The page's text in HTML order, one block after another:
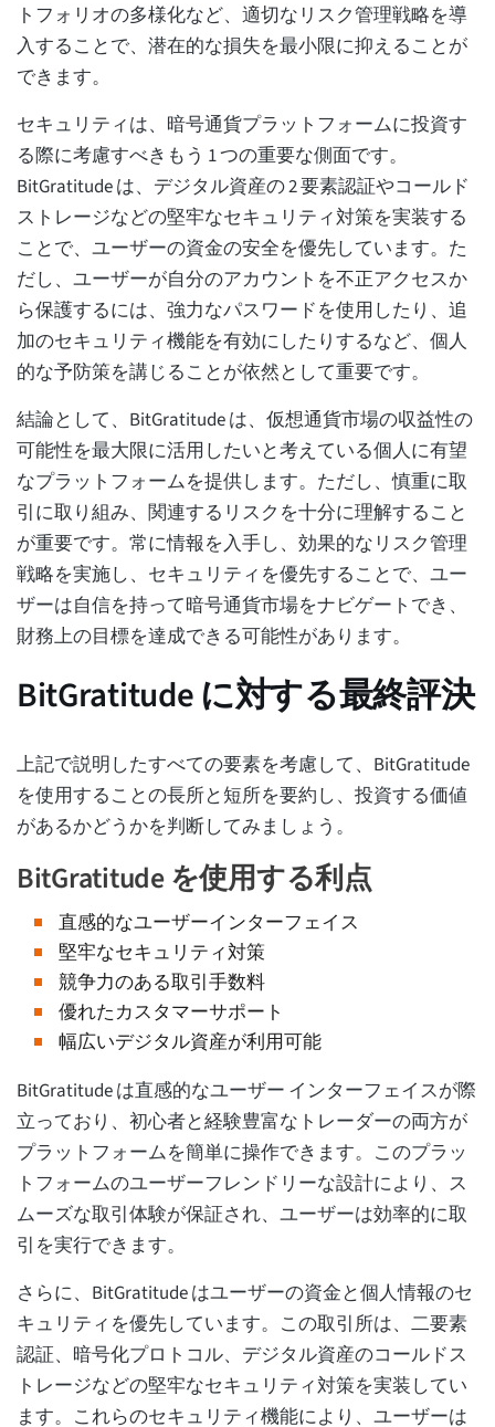
トフォリオの多様化など、適切なリスク管理戦略を導
入することで、潜在的な損失を最小限に抑えることが
できます。
セキュリティは、暗号通貨プラットフォームに投資す
る際に考慮すべきもう 1 つの重要な側面です。
BitGratitude は、デジタル資産の 2 要素認証やコールド
ストレージなどの堅牢なセキュリティ対策を実装する
ことで、ユーザーの資金の安全を優先しています。た
だし、ユーザーが自分のアカウントを不正アクセスか
ら保護するには、強力なパスワードを使用したり、追
加のセキュリティ機能を有効にしたりするなど、個人
的な予防策を講じることが依然として重要です。
結論として、BitGratitude は、仮想通貨市場の収益性の
可能性を最大限に活用したいと考えている個人に有望
なプラットフォームを提供します。ただし、慎重に取
引に取り組み、関連するリスクを十分に理解すること
が重要です。常に情報を入手し、効果的なリスク管理
戦略を実施し、セキュリティを優先することで、ユー
ザーは自信を持って暗号通貨市場をナビゲートでき、
財務上の目標を達成できる可能性があります。
BitGratitude に対する最終評決
上記で説明したすべての要素を考慮して、BitGratitude
を使用することの長所と短所を要約し、投資する価値
があるかどうかを判断してみましょう。
BitGratitude を使用する利点
直感的なユーザーインターフェイス
堅牢なセキュリティ対策
競争力のある取引手数料
優れたカスタマーサポート
幅広いデジタル資産が利用可能
BitGratitude は直感的なユーザー インターフェイスが際
立っており、初心者と経験豊富なトレーダーの両方が
プラットフォームを簡単に操作できます。このプラッ
トフォームのユーザーフレンドリーな設計により、ス
ムーズな取引体験が保証され、ユーザーは効率的に取
引を実行できます。
さらに、BitGratitude はユーザーの資金と個人情報のセ
キュリティを優先しています。この取引所は、二要素
認証、暗号化プロトコル、デジタル資産のコールドス
トレージなどの堅牢なセキュリティ対策を実装してい
ます。これらのセキュリティ機能により、ユーザーは